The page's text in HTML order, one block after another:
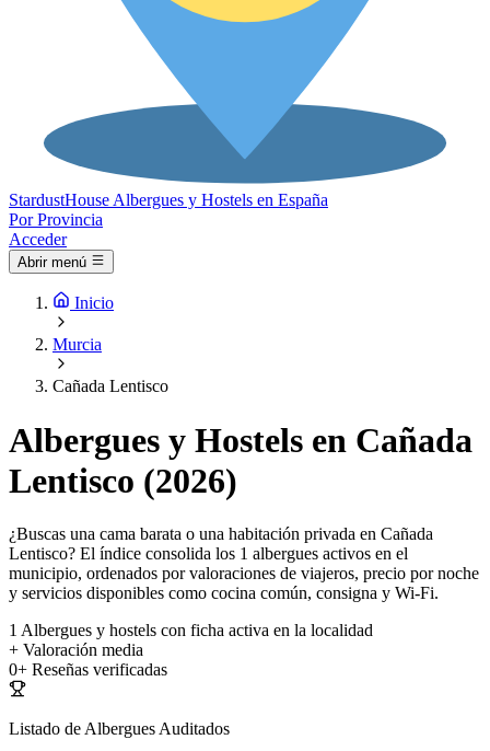
StardustHouse Albergues y Hostels en España
Por Provincia
Acceder
Abrir menú
Inicio
Murcia
Cañada Lentisco
Albergues y Hostels en Cañada
Lentisco (2026)
¿Buscas una cama barata o una habitación privada en Cañada
Lentisco? El índice consolida los 1 albergues activos en el
municipio, ordenados por valoraciones de viajeros, precio por noche
y servicios disponibles como cocina común, consigna y Wi-Fi.
1 Albergues y hostels con ficha activa en la localidad
+ Valoración media
0+ Reseñas verificadas
Listado de Albergues Auditados